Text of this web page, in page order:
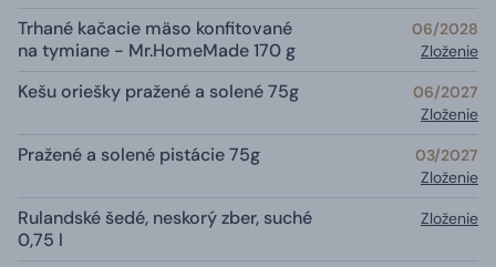
Trhané kačacie mäso konfitované
na tymiane - Mr.HomeMade 170 g
06/2028
Zloženie
Kešu oriešky pražené a solené 75g
06/2027
Zloženie
Pražené a solené pistácie 75g
03/2027
Zloženie
Rulandské šedé, neskorý zber, suché
0,75 l
Zloženie